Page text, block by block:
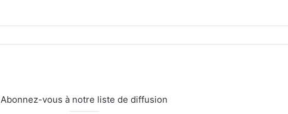
Abonnez-vous à notre liste de diffusion